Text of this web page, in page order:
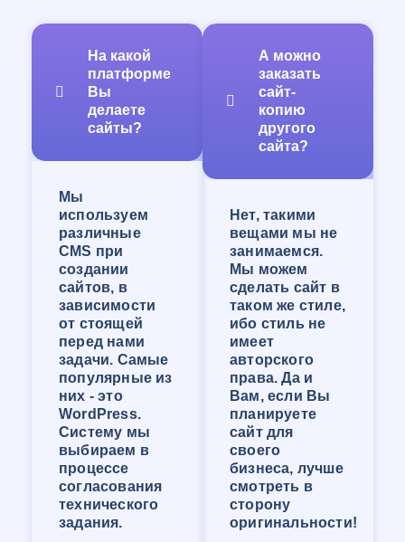
будет работать не частник, который
себя программистом, а опытная команда
профессионалов, с большим послужным
списком и багажом знаний, полученных
изначально в профильных учебных
заведениях, и затем развитых и прокаченных в
Компания WEB-Студия «ОНЛАЙН» сделает
сайт, отвечающий запросам Клиента и
решающий большинство задач его
организации. У нас большой опыт создания
сайтов любой сложности!
Создание сайта-визитки в
Бердске
Сайт-визитка — это самый популярный вид
сайтов. Размер и функционал может быть
практически любого масштаба, от
примитивного сайта с контактами и кратким
перечнем услуг до сайта с огромным
количеством страниц и перечнем функций.
Сайт-визитка будет хорошо продвигаться, если
при его создании продумать всё до мелочей,
продумать структуру контента, внедрить
воронку продаж и сделать его удобным для
пользования. Так же в наше время стоит
особое внимание уделить мобильной версии
На какой
платформе
Вы
делаете
сайты?
Мы
используем
различные
CMS при
создании
сайтов, в
зависимости
от стоящей
перед нами
задачи. Самые
популярные из
них - это
WordPress.
Систему мы
выбираем в
процессе
согласования
технического
задания.
А можно
заказать
сайт-
копию
другого
сайта?
Нет, такими
вещами мы не
занимаемся.
Мы можем
сделать сайт в
таком же стиле,
ибо стиль не
имеет
авторского
права. Да и
Вам, если Вы
планируете
сайт для
своего
бизнеса, лучше
смотреть в
сторону
оригинальности!